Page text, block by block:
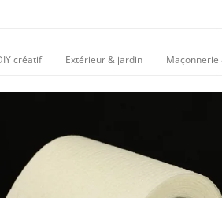
créatif Extérieur & jardin Maçonnerie